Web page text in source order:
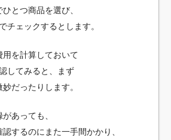
とつ商品を選び、
チェックするとします。
を計算しておいて
してみると、まず
だったりします。
あっても、
するのにまた一手間かかり、